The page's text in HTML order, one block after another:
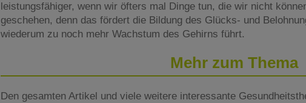
leistungsfähiger, wenn wir öfters mal Dinge tun, die wir nicht
geschehen, denn das fördert die Bildung des Glücks- und
wiederum zu noch mehr Wachstum des Gehirns führt.
Mehr zum Thema
Den gesamten Artikel und viele weitere interessante